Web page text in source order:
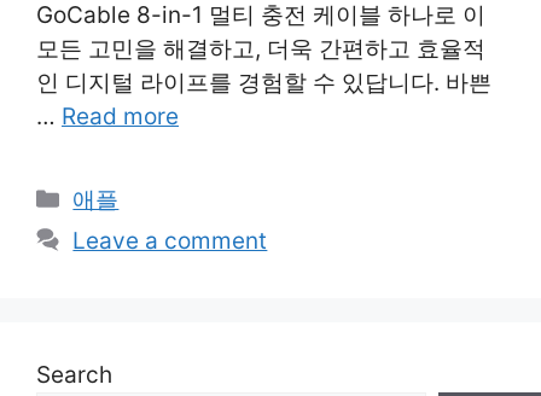
GoCable 8-in-1 멀티 충전 케이블 하나로 이
모든 고민을 해결하고, 더욱 간편하고 효율적
인 디지털 라이프를 경험할 수 있답니다. 바쁜
… Read more
Categories
애플
Leave a comment
Search